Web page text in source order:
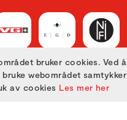
bruker cookies. Ved å
webområdet samtykker
av cookies Les mer her